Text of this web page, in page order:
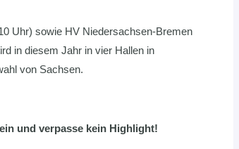
Uhr) sowie HV Niedersachsen-Bremen
in diesem Jahr in vier Hallen in
von Sachsen.
und verpasse kein Highlight!